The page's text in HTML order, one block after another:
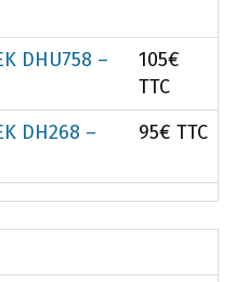
DHU758 –
105€
TTC
DH268 –
95€ TTC